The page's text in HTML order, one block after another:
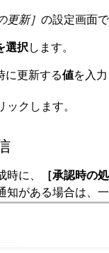
更新］ の設定画面
選択 します。
に更新する値を入力
ックします。
時に、 ［承認時の
知がある場合は、